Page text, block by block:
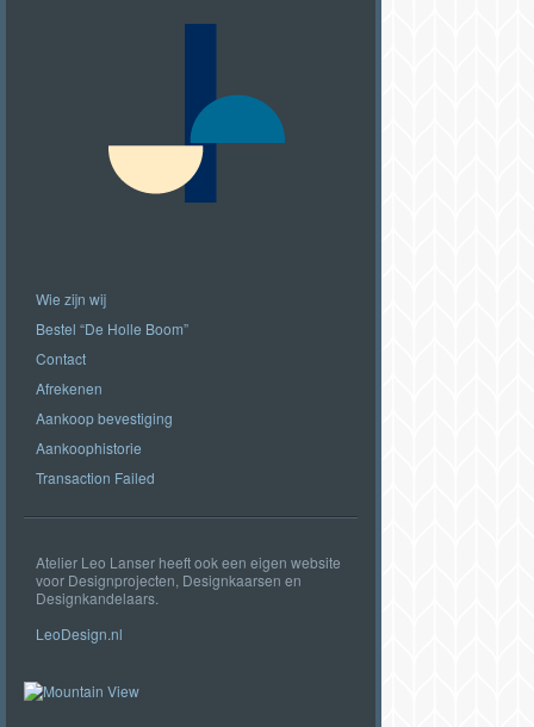
Wie zijn wij
Bestel “De Holle Boom”
Contact
Afrekenen
Aankoop bevestiging
Aankoophistorie
Transaction Failed
Atelier Leo Lanser heeft ook een eigen website
voor Designprojecten, Designkaarsen en
Designkandelaars.
LeoDesign.nl